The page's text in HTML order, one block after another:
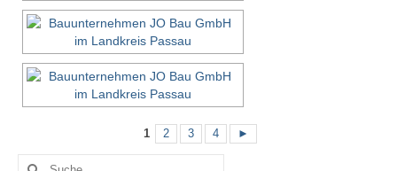
1 2 3 4 ►
Suche